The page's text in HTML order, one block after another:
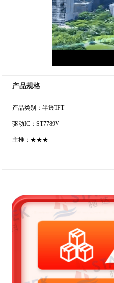
产品规格
产品类别：半透TFT
驱动IC：ST7789V
主推：★★★